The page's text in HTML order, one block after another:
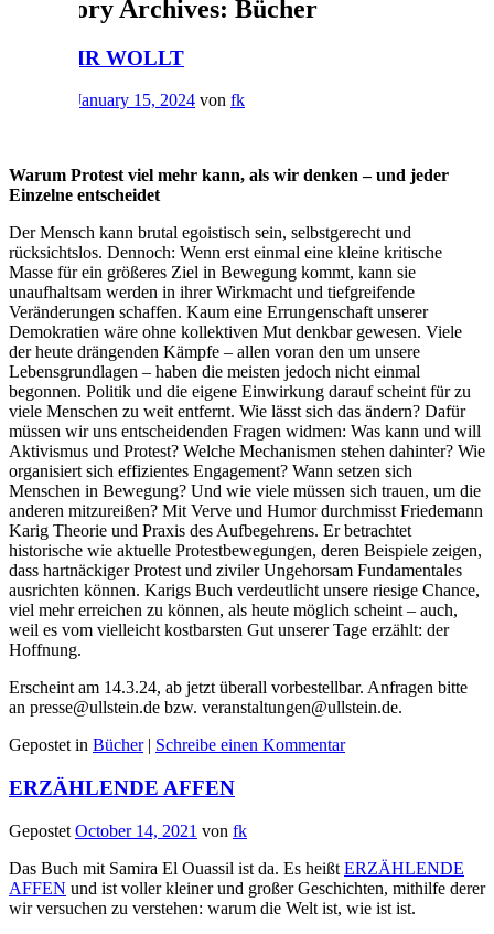
Category Archives: Bücher
WAS IHR WOLLT
January 15, 2024 von fk
Warum Protest viel mehr kann, als wir denken – und jeder
Einzelne entscheidet
Der Mensch kann brutal egoistisch sein, selbstgerecht und
rücksichtslos. Dennoch: Wenn erst einmal eine kleine kritische
Masse für ein größeres Ziel in Bewegung kommt, kann sie
unaufhaltsam werden in ihrer Wirkmacht und tiefgreifende
Veränderungen schaffen. Kaum eine Errungenschaft unserer
Demokratien wäre ohne kollektiven Mut denkbar gewesen. Viele
der heute drängenden Kämpfe ‒ allen voran den um unsere
Lebensgrundlagen ‒ haben die meisten jedoch nicht einmal
begonnen. Politik und die eigene Einwirkung darauf scheint für zu
viele Menschen zu weit entfernt. Wie lässt sich das ändern? Dafür
müssen wir uns entscheidenden Fragen widmen: Was kann und will
Aktivismus und Protest? Welche Mechanismen stehen dahinter? Wie
organisiert sich effizientes Engagement? Wann setzen sich
Menschen in Bewegung? Und wie viele müssen sich trauen, um die
anderen mitzureißen? Mit Verve und Humor durchmisst Friedemann
Karig Theorie und Praxis des Aufbegehrens. Er betrachtet
historische wie aktuelle Protestbewegungen, deren Beispiele zeigen,
dass hartnäckiger Protest und ziviler Ungehorsam Fundamentales
ausrichten können. Karigs Buch verdeutlicht unsere riesige Chance,
viel mehr erreichen zu können, als heute möglich scheint ‒ auch,
weil es vom vielleicht kostbarsten Gut unserer Tage erzählt: der
Hoffnung.
Erscheint am 14.3.24, ab jetzt überall vorbestellbar. Anfragen bitte
an presse@ullstein.de bzw. veranstaltungen@ullstein.de.
Gepostet in Bücher | Schreibe einen Kommentar
ERZÄHLENDE AFFEN
Gepostet October 14, 2021 von fk
Das Buch mit Samira El Ouassil ist da. Es heißt ERZÄHLENDE
AFFEN und ist voller kleiner und großer Geschichten, mithilfe derer
wir versuchen zu verstehen: warum die Welt ist, wie ist ist.